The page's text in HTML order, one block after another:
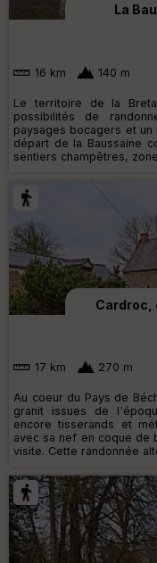
La
16 km 140 m
Le territoire de la
possibilités de
paysages bocagers et un
départ de la Baussaine
sentiers champêtres,
Cardroc,
17 km 270 m
Au coeur du Pays de
granit issues de
encore tisserands et
avec sa nef en coque de
visite. Cette randonnée